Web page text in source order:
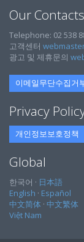
Our Contacts
Telephone: 02 538
고객센터
광고 및 제휴문의
이메일무단수집거
Privacy
개인정보보호정책
Global
한국어 · 日本語
English · Español
中文简体 · 中文繁体
Việt Nam